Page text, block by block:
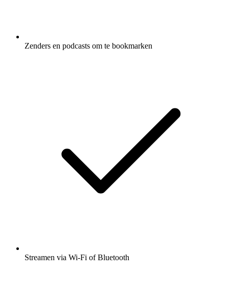
Zenders en podcasts om te bookmarken
Streamen via Wi-Fi of Bluetooth